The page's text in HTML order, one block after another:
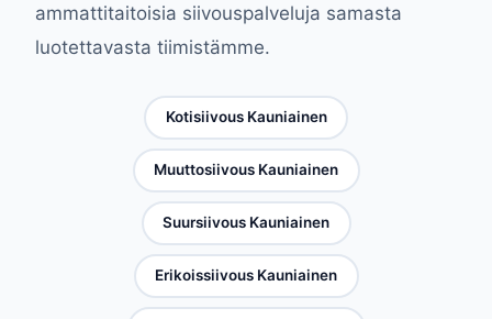
ammattitaitoisia siivouspalveluja samasta
luotettavasta tiimistämme.
Kotisiivous Kauniainen
Muuttosiivous Kauniainen
Suursiivous Kauniainen
Erikoissiivous Kauniainen